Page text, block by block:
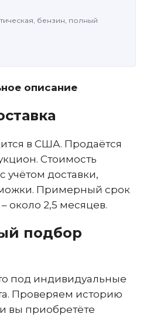
бензин, полный
описание
в США. Продаётся
Стоимость
учётом доставки,
Примерный срок
около 2,5 месяцев.
подбор
под индивидуальные
Проверяем историю
вы приобретёте